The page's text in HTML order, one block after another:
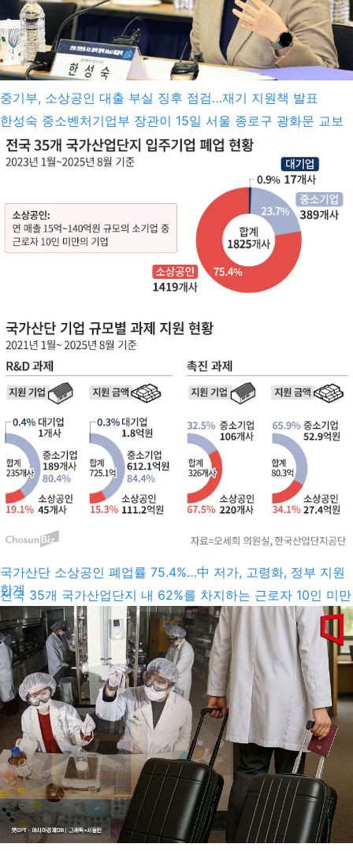
투명성 확보'와 '정보제공 의무...
중기부, 소상공인 대출 부실 징후 점검…재기 지원책 발표
한성숙 중소벤처기업부 장관이 15일 서울 종로구 광화문 교보
빌딩 국가과학기술자문회의 대회의실에서 열린 '산업 전반의
AX 정책 협력 MOU 체결식'에서 인사말을 하고 있다. 중소벤처
기업부는 빚을 보유한 소상공인 300만 명의 부실 위험을 사전
점검해 재기 지원에 나서기로 했습니다. 한성숙 장관은 오늘(15
일) '소상공인 회복 및 안전망 강화'를 위한 간담회를 열고 이 같
은 내용을 골자로 한 소상공인 재기 지원 방안을 발표했습니다.
중기부는 우선 대출이 있는 소상공인에게서 위험 징후를 발견
국가산단 소상공인 폐업률 75.4%…中 저가, 고령화, 정부 지원
한계
전국 35개 국가산업단지 내 62%를 차지하는 근로자 10인 미만
기업인 소상공인의 최근 3년간 폐업률이 75.4%에 이르는 것으
로 나타났다. 계속되는 경기 불황과 중국의 저가 공세, 고령화와
AI 시대 대응 부족 등이 폐업의 주요 원인으로 분석된다. 국가산
단 내 소상공인보다 매출액 등 기업 규모가 큰 중소기업 중심의
정부 지원책도 문제로 거론된다. 그래픽=손민균 16일 국회 산
업통상자원중소벤처기업위원회 오세희 더불어민주당 의원실이
한국산업단지공단으로부터 제출받은 자료에 따르면, 최근 3년
(2023년 1월~2025년 8월)간 ...